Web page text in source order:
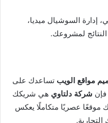
إدارة السوشيال ميديا،
مواقع الويب تساعدك على
فإن شركة دلتاوي هي شريكك
موقعًا عصريًا متكاملًا يعكس